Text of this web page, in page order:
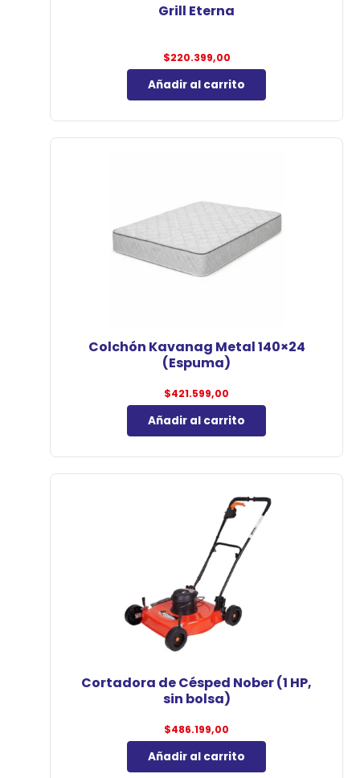
Grill Eterna
$220.399,00
Añadir al carrito
Colchón Kavanag Metal 140×24
(Espuma)
$421.599,00
Añadir al carrito
Cortadora de Césped Nober (1 HP,
sin bolsa)
$486.199,00
Añadir al carrito